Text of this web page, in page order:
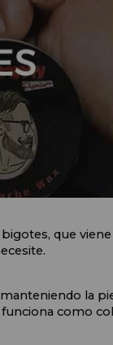
que
la
como